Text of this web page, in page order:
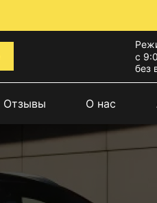
с
без
Отзывы О нас